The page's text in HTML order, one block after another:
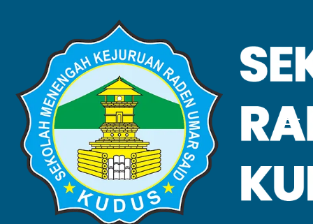
VALIDASI SKL
Validasi SKL